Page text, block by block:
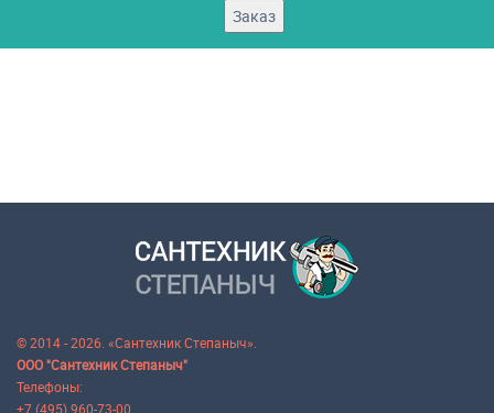
Заказ
© 2014 - 2026. «Сантехник Степаныч».
ООО "Сантехник Степаныч"
Телефоны:
+7 (495) 960-73-00